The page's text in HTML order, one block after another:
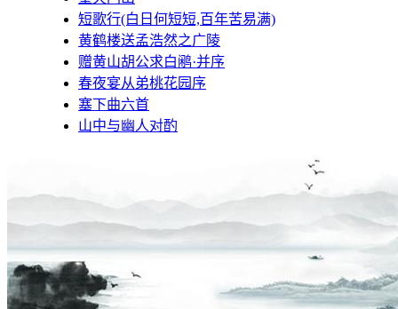
短歌行(白日何短短,百年苦易满)
黄鹤楼送孟浩然之广陵
赠黄山胡公求白鹇·并序
春夜宴从弟桃花园序
塞下曲六首
山中与幽人对酌